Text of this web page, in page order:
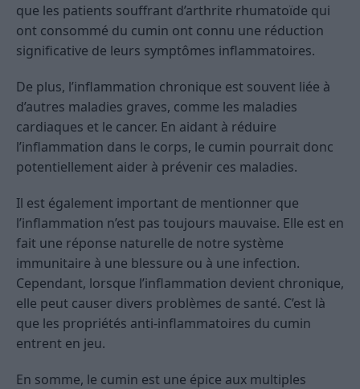
que les patients souffrant d’arthrite rhumatoïde qui
ont consommé du cumin ont connu une réduction
significative de leurs symptômes inflammatoires.
De plus, l’inflammation chronique est souvent liée à
d’autres maladies graves, comme les maladies
cardiaques et le cancer. En aidant à réduire
l’inflammation dans le corps, le cumin pourrait donc
potentiellement aider à prévenir ces maladies.
Il est également important de mentionner que
l’inflammation n’est pas toujours mauvaise. Elle est en
fait une réponse naturelle de notre système
immunitaire à une blessure ou à une infection.
Cependant, lorsque l’inflammation devient chronique,
elle peut causer divers problèmes de santé. C’est là
que les propriétés anti-inflammatoires du cumin
entrent en jeu.
En somme, le cumin est une épice aux multiples